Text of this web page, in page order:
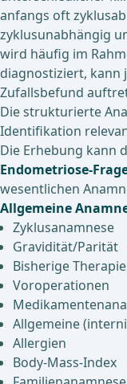
anfangs oft
zyklusunabhängig
wird häufig im
diagnostiziert, kann
Zufallsbefund
Die strukturierte
Identifikation
Die Erhebung kann
Endometriose-
wesentlichen
Allgemeine
Zyklusanamnese
Gravidität/Parität
Bisherige Therapie
Voroperationen
Allgemeine
Allergien
Body-Mass-Index